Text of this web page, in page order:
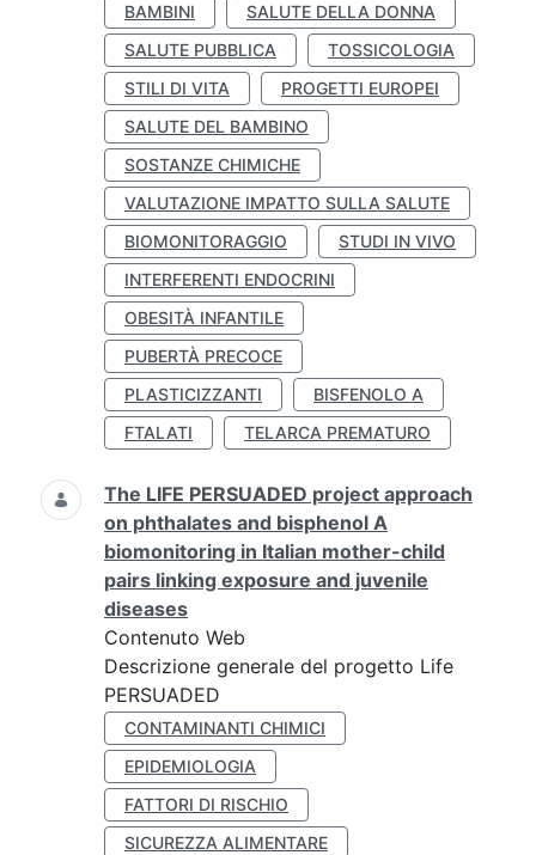
BAMBINI
SALUTE DELLA DONNA
SALUTE PUBBLICA
TOSSICOLOGIA
STILI DI VITA
PROGETTI EUROPEI
SALUTE DEL BAMBINO
SOSTANZE CHIMICHE
VALUTAZIONE IMPATTO SULLA SALUTE
BIOMONITORAGGIO
STUDI IN VIVO
INTERFERENTI ENDOCRINI
OBESITÀ INFANTILE
PUBERTÀ PRECOCE
PLASTICIZZANTI
BISFENOLO A
FTALATI
TELARCA PREMATURO
The LIFE PERSUADED project approach
on phthalates and bisphenol A
biomonitoring in Italian mother-child
pairs linking exposure and juvenile
diseases
Contenuto Web
Descrizione generale del progetto Life
PERSUADED
CONTAMINANTI CHIMICI
EPIDEMIOLOGIA
FATTORI DI RISCHIO
SICUREZZA ALIMENTARE